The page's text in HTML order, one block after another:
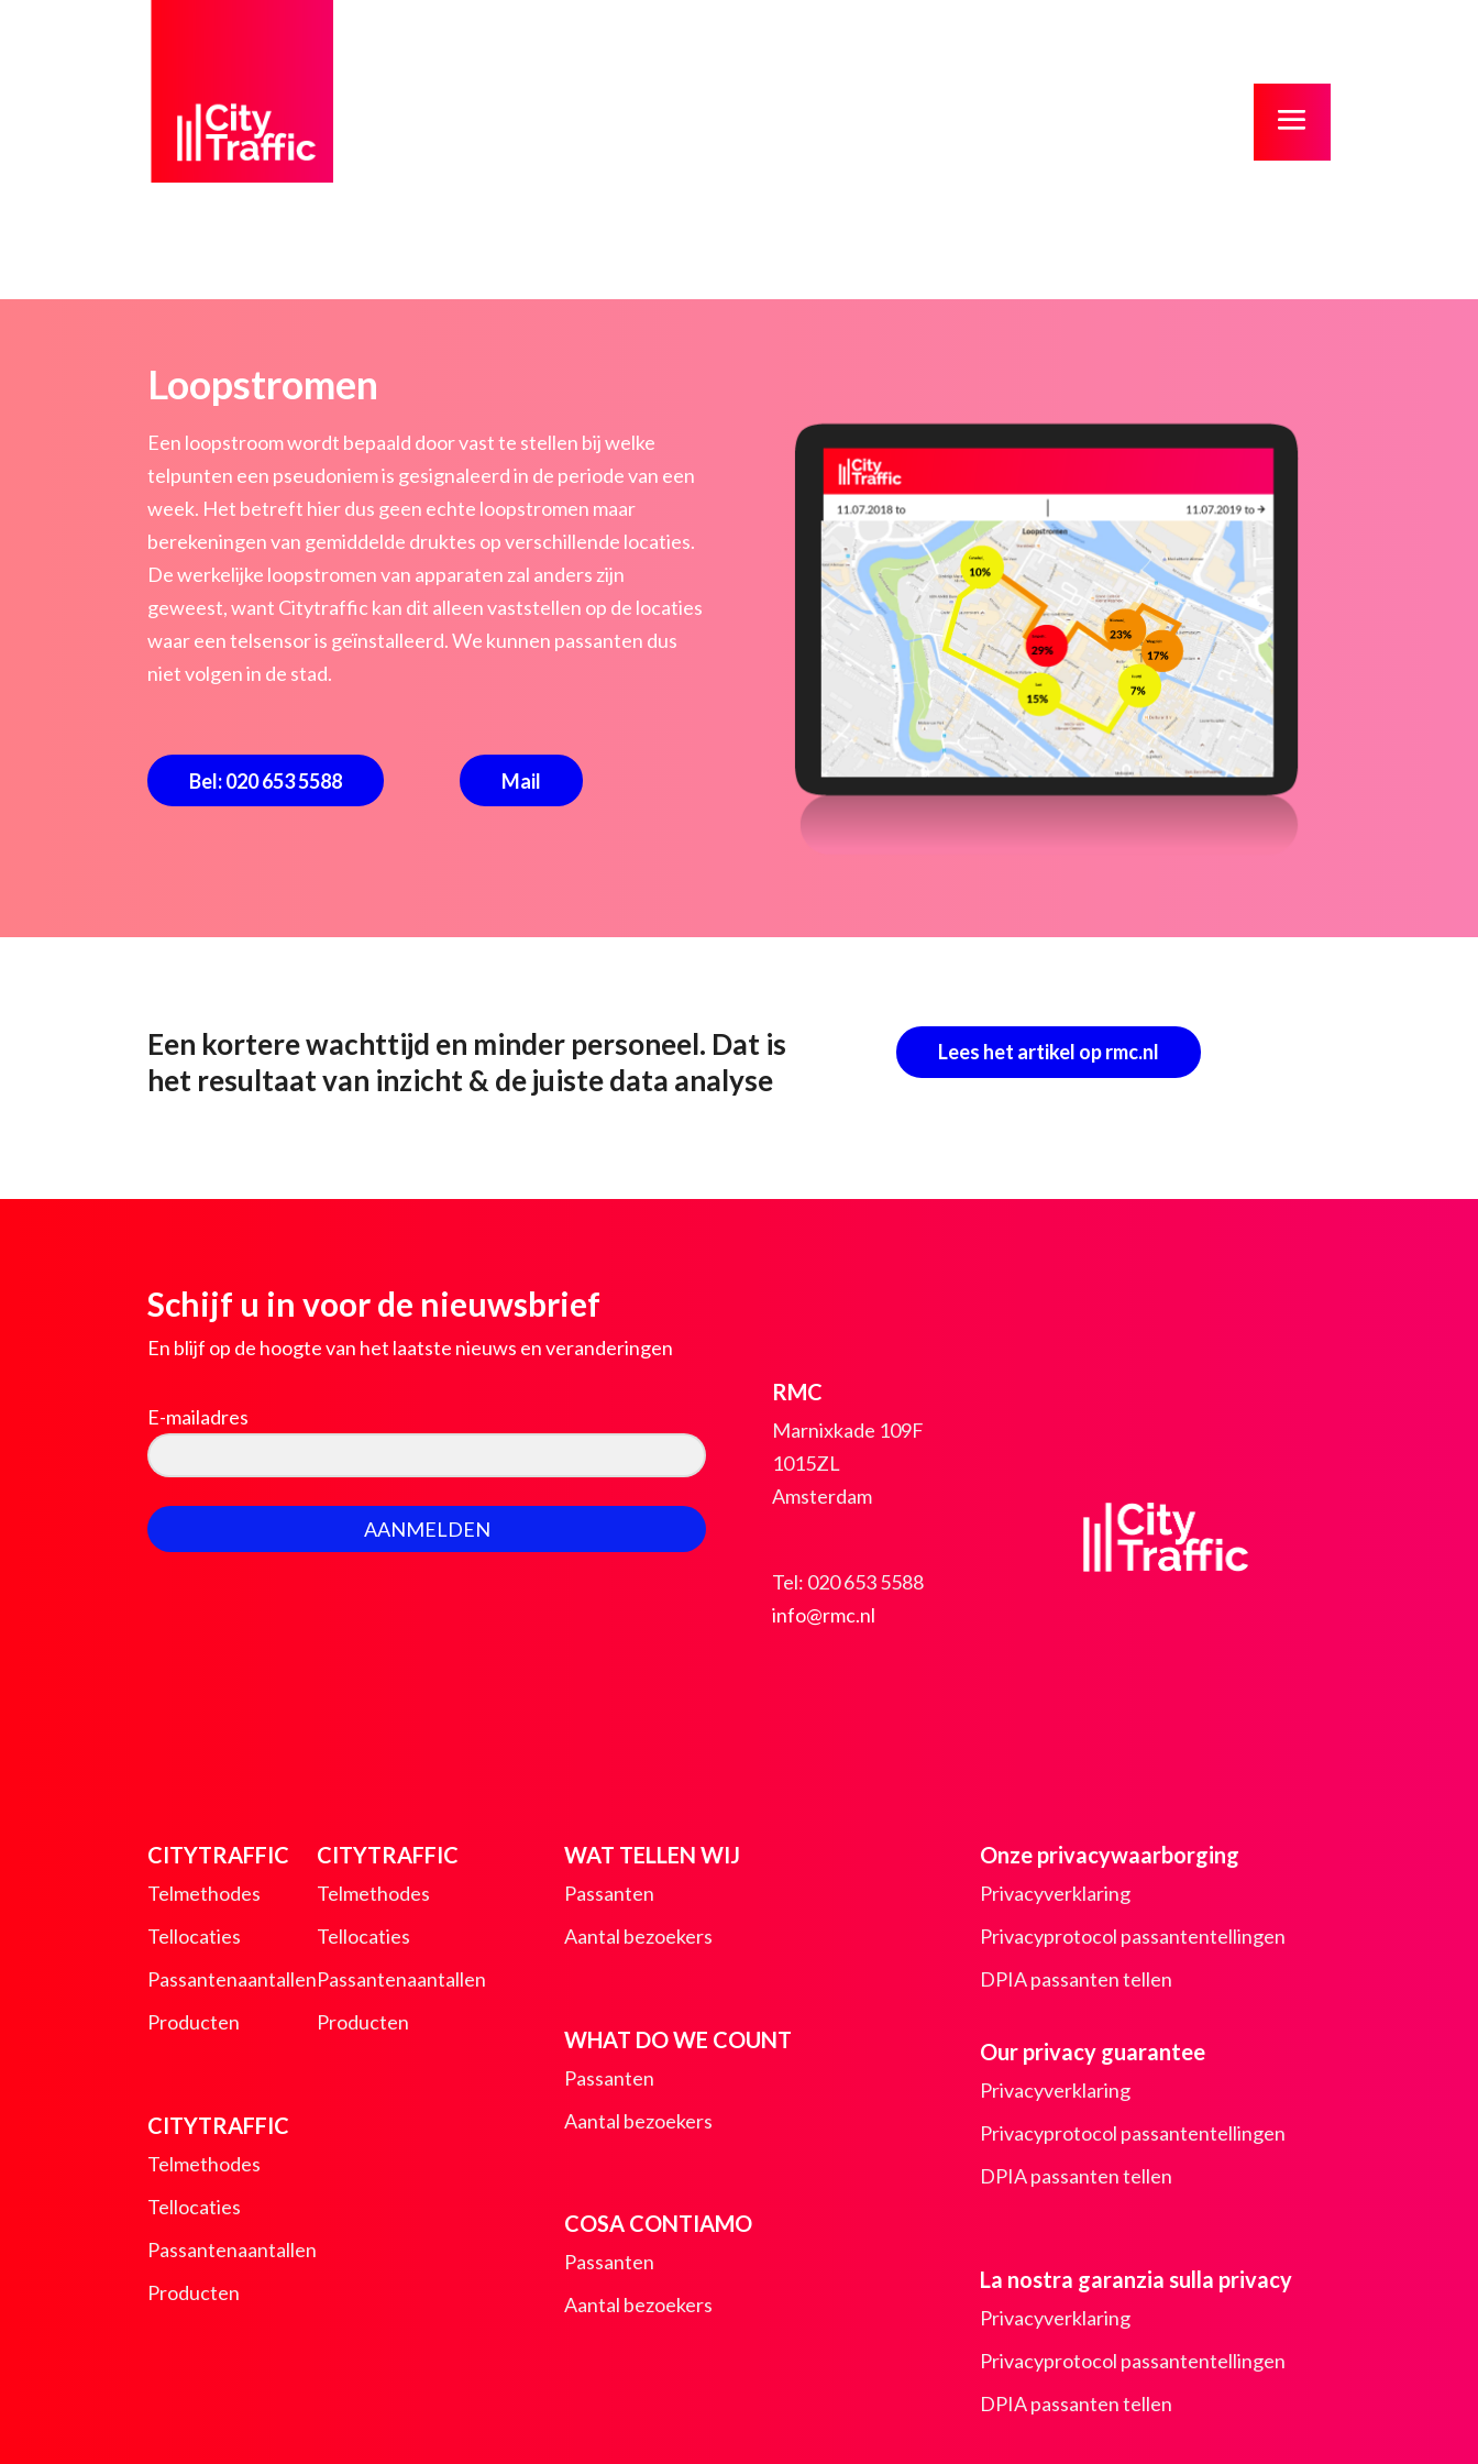
Loopstromen
Een loopstroom wordt bepaald door vast te stellen bij welke
telpunten een pseudoniem is gesignaleerd in de periode van een
week. Het betreft hier dus geen echte loopstromen maar
berekeningen van gemiddelde druktes op verschillende locaties.
De werkelijke loopstromen van apparaten zal anders zijn
geweest, want Citytraffic kan dit alleen vaststellen op de locaties
waar een telsensor is geïnstalleerd. We kunnen passanten dus
niet volgen in de stad.
Bel: 020 653 5588 Mail
Een kortere wachttijd en minder personeel. Dat is
het resultaat van inzicht & de juiste data analyse
Lees het artikel op rmc.nl
Schijf u in voor de nieuwsbrief
En blijf op de hoogte van het laatste nieuws en veranderingen
E-mailadres
AANMELDEN
RMC
Marnixkade 109F
1015ZL
Amsterdam
Tel: 020 653 5588
info@rmc.nl
CITYTRAFFIC
Telmethodes
Tellocaties
Passantenaantallen
Producten
CITYTRAFFIC
Telmethodes
Tellocaties
Passantenaantallen
Producten
CITYTRAFFIC
Telmethodes
Tellocaties
Passantenaantallen
Producten
WAT TELLEN WIJ
Passanten
Aantal bezoekers
WHAT DO WE COUNT
Passanten
Aantal bezoekers
COSA CONTIAMO
Passanten
Aantal bezoekers
Onze privacywaarborging
Privacyverklaring
Privacyprotocol passantentellingen
DPIA passanten tellen
Our privacy guarantee
Privacyverklaring
Privacyprotocol passantentellingen
DPIA passanten tellen
La nostra garanzia sulla privacy
Privacyverklaring
Privacyprotocol passantentellingen
DPIA passanten tellen